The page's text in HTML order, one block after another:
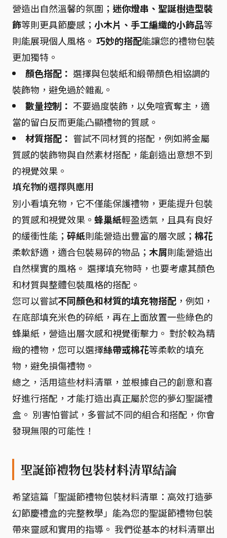
營造出自然溫馨的氛圍； 迷你燈串、聖誕樹造型裝
飾等則更具節慶感； 小木片、手工編織的小飾品等
則能展現個人風格。 巧妙的搭配能讓您的禮物包裝
更加獨特。
顏色搭配： 選擇與包裝紙和緞帶顏色相協調的
裝飾物，避免過於雜亂。
數量控制： 不要過度裝飾，以免喧賓奪主，適
當的留白反而更能凸顯禮物的質感。
材質搭配： 嘗試不同材質的搭配，例如將金屬
質感的裝飾物與自然素材搭配，能創造出意想不到
的視覺效果。
填充物的選擇與應用
別小看填充物，它不僅能保護禮物，更能提升包裝
的質感和視覺效果。 蜂巢紙輕盈透氣，且具有良好
的緩衝性能； 碎紙則能營造出豐富的層次感； 棉花
柔軟舒適，適合包裝易碎的物品； 木屑則能營造出
自然樸實的風格。 選擇填充物時，也要考慮其顏色
和材質與整體包裝風格的搭配。
您可以嘗試不同顏色和材質的填充物搭配 ，例如，
在底部填充米色的碎紙，再在上面放置一些綠色的
蜂巢紙，營造出層次感和視覺衝擊力。 對於較為精
緻的禮物，您可以選擇絲帶或棉花等柔軟的填充
物，避免損傷禮物。
總之，活用這些材料清單，並根據自己的創意和喜
好進行搭配，才能打造出真正屬於您的夢幻聖誕禮
盒。 別害怕嘗試，多嘗試不同的組合和搭配，你會
發現無限的可能性！
聖誕節禮物包裝材料清單結論
希望這篇「聖誕節禮物包裝材料清單：高效打造夢
幻節慶禮盒的完整教學」能為您的聖誕節禮物包裝
帶來靈感和實用的指導。 我們從基本的材料清單出